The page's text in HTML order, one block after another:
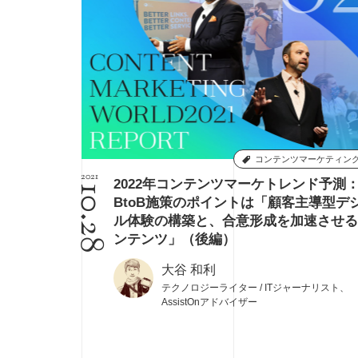
コンテンツマーケティン
2021
10.28
2022年コンテンツマーケトレンド予測
BtoB施策のポイントは「顧客主導型デ
ル体験の構築と、合意形成を加速させ
ンテンツ」（後編）
大谷 和利
テクノロジーライター / ITジャーナリスト、
AssistOnアドバイザー